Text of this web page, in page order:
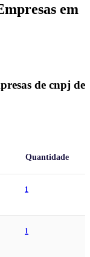
em
de cnpj de
Quantidade
1
1